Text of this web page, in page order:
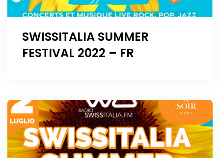
SWISSITALIA SUMMER
FESTIVAL 2022 – FR